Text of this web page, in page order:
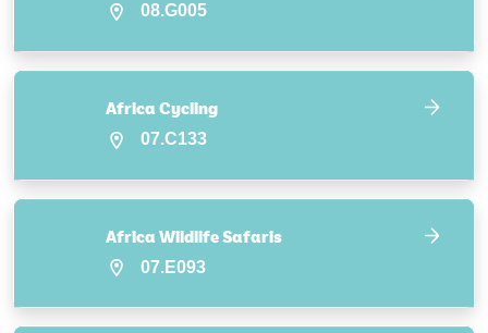
08.G005
Africa Cycling
07.C133
Africa Wildlife Safaris
07.E093